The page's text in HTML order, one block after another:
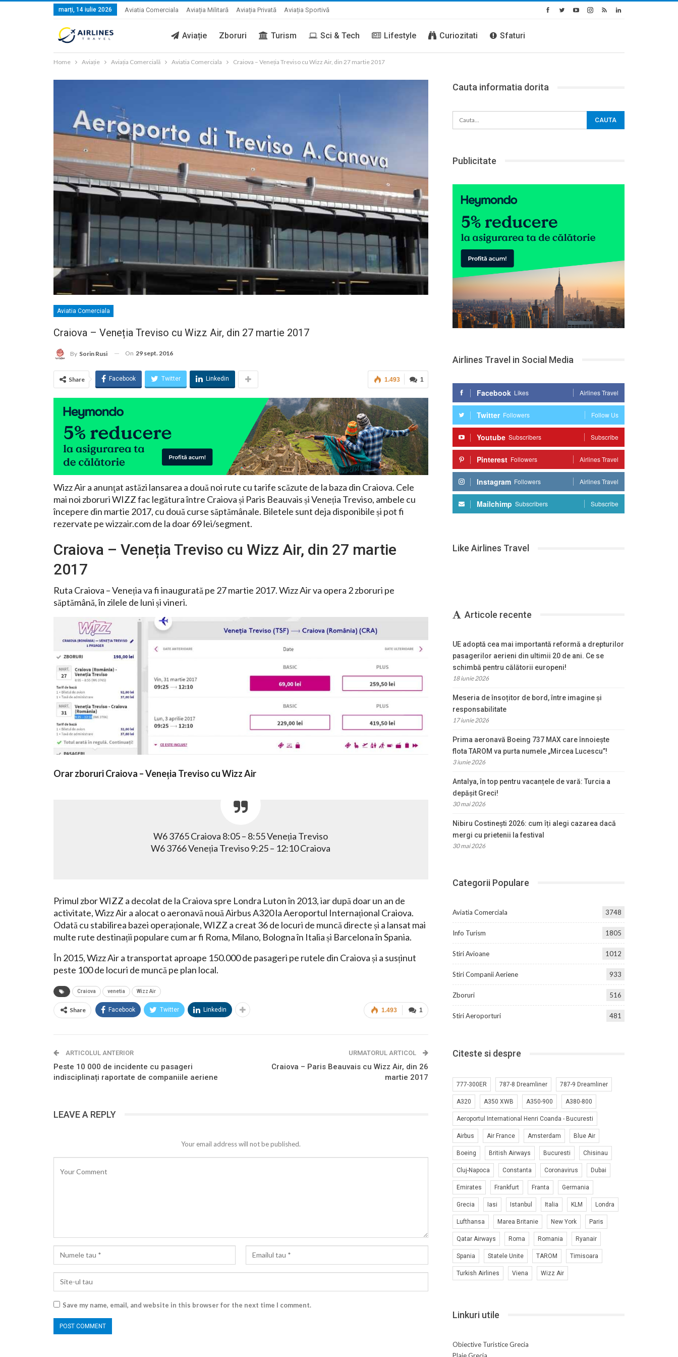
marți, 14 iulie 2026 Aviatia Comerciala Aviația Militară Aviația Privată Aviația Sportivă
Aviație Zboruri Turism Sci & Tech Lifestyle Curiozitati Sfaturi
Home Aviație Aviația Comercială Aviatia Comerciala Craiova – Veneția Treviso cu Wizz Air, din 27 martie 2017
Aviatia Comerciala
Craiova – Veneția Treviso cu Wizz Air, din 27 martie 2017
By Sorin Rusi On 29 sept. 2016
1
1.493
Share Facebook Twitter Linkedin
Wizz Air a anunţat astăzi lansarea a două noi rute cu tarife scăzute de la baza din Craiova. Cele
mai noi zboruri WIZZ fac legătura între Craiova și Paris Beauvais și Veneția Treviso, ambele cu
începere din martie 2017, cu două curse săptămânale. Biletele sunt deja disponibile și pot fi
rezervate pe wizzair.com de la doar 69 lei/segment.
Craiova – Veneția Treviso cu Wizz Air, din 27 martie
2017
Ruta Craiova – Veneția va fi inaugurată pe 27 martie 2017. Wizz Air va opera 2 zboruri pe
săptămână, în zilele de luni și vineri.
Orar zboruri Craiova – Veneția Treviso cu Wizz Air
W6 3765 Craiova 8:05 – 8:55 Veneția Treviso
W6 3766 Veneția Treviso 9:25 – 12:10 Craiova
Primul zbor WIZZ a decolat de la Craiova spre Londra Luton în 2013, iar după doar un an de
activitate, Wizz Air a alocat o aeronavă nouă Airbus A320 la Aeroportul Internațional Craiova.
Odată cu stabilirea bazei operaționale, WIZZ a creat 36 de locuri de muncă directe și a lansat mai
multe rute destinații populare cum ar fi Roma, Milano, Bologna în Italia și Barcelona în Spania.
În 2015, Wizz Air a transportat aproape 150.000 de pasageri pe rutele din Craiova și a susținut
peste 100 de locuri de muncă pe plan local.
Craiova venetia Wizz Air
1
1.493
Share Facebook Twitter Linkedin
ARTICOLUL ANTERIOR
Peste 10 000 de incidente cu pasageri
indisciplinați raportate de companiile aeriene
URMATORUL ARTICOL
Craiova – Paris Beauvais cu Wizz Air, din 26
martie 2017
LEAVE A REPLY
Your email address will not be published.
Save my name, email, and website in this browser for the next time I comment.
Cauta informatia dorita
Publicitate
Airlines Travel in Social Media
Facebook Likes Airlines Travel
Twitter Followers Follow Us
Youtube Subscribers Subscribe
Pinterest Followers Airlines Travel
Instagram Followers Airlines Travel
Mailchimp Subscribers Subscribe
Like Airlines Travel
Articole recente
UE adoptă cea mai importantă reformă a drepturilor
pasagerilor aerieni din ultimii 20 de ani. Ce se
schimbă pentru călătorii europeni!
18 iunie 2026
Meseria de însoțitor de bord, între imagine și
responsabilitate
17 iunie 2026
Prima aeronavă Boeing 737 MAX care înnoiește
flota TAROM va purta numele „Mircea Lucescu”!
3 iunie 2026
Antalya, în top pentru vacanțele de vară: Turcia a
depășit Greci!
30 mai 2026
Nibiru Costinești 2026: cum îți alegi cazarea dacă
mergi cu prietenii la festival
30 mai 2026
Categorii Populare
Aviatia Comerciala 3748
Info Turism 1805
Stiri Avioane 1012
Stiri Companii Aeriene 933
Zboruri 516
Stiri Aeroporturi 481
Citeste si despre
777-300ER 787-8 Dreamliner 787-9 Dreamliner
A320 A350 XWB A350-900 A380-800
Aeroportul International Henri Coanda - Bucuresti
Airbus Air France Amsterdam Blue Air
Boeing British Airways Bucuresti Chisinau
Cluj-Napoca Constanta Coronavirus Dubai
Emirates Frankfurt Franta Germania
Grecia Iasi Istanbul Italia KLM Londra
Lufthansa Marea Britanie New York Paris
Qatar Airways Roma Romania Ryanair
Spania Statele Unite TAROM Timisoara
Turkish Airlines Viena Wizz Air
Linkuri utile
Obiective Turistice Grecia
Plaje Grecia